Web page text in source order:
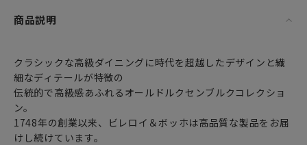
商品説明
クラシックな高級ダイニングに時代を超越したデザインと繊
細なディテールが特徴の
伝統的で高級感あふれるオールドルクセンブルクコレクショ
ン。
1748年の創業以来、ビレロイ＆ボッホは高品質な製品をお届
けし続けています。